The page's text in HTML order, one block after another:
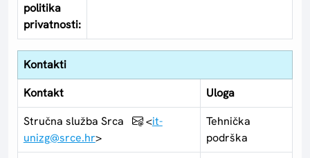
politika
privatnosti:
Kontakti
Kontakt
Uloga
Stručna služba Srca
<it-
unizg@srce.hr>
Tehnička
podrška